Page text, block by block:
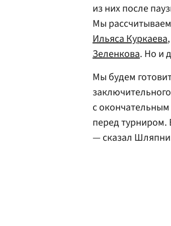
из них после
Мы
Ильяса Куркаева
Зеленкова. Но и
Мы будем
с
перед турниром.
— сказал